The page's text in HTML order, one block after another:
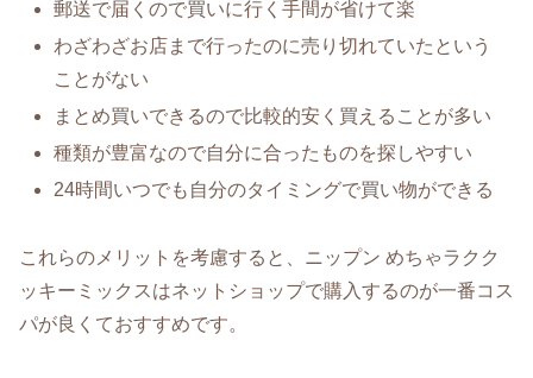
郵送で届くので買いに行く手間が省けて楽
わざわざお店まで行ったのに売り切れていたという
ことがない
まとめ買いできるので比較的安く買えることが多い
種類が豊富なので自分に合ったものを探しやすい
24時間いつでも自分のタイミングで買い物ができる
これらのメリットを考慮すると、ニップン めちゃラクク
ッキーミックスはネットショップで購入するのが一番コス
パが良くておすすめです。